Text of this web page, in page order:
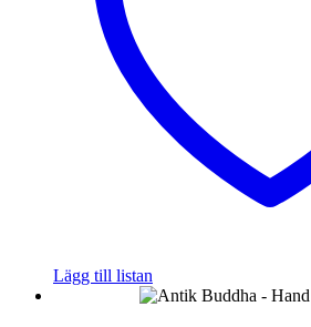
Lägg till listan